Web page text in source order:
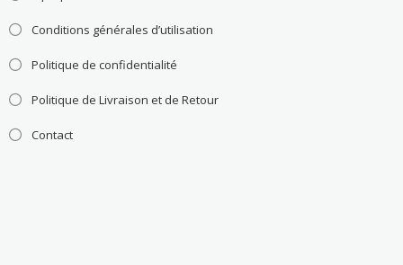
Conditions générales d’utilisation
Politique de confidentialité
Politique de Livraison et de Retour
Contact